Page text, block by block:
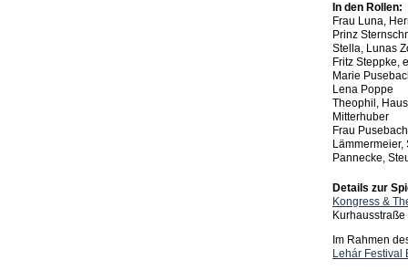
In den Rollen:
Frau Luna,
Prinz
Stella, Lunas
Fritz Steppke,
Marie
Lena Poppe
Theophil,
Mitterhuber
Frau
Pannecke,
Details zur
Kongress &
Im Rahmen
Lehár Festival